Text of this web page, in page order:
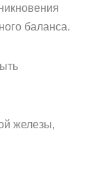
баланса.
железы,